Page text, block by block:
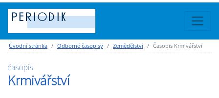
Úvodní stránka Odborné časopisy Zemědělství Časopis Krmivářství
časopis
Krmivářství